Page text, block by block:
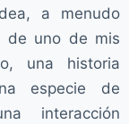
a menudo
de uno de mis
una historia
especie de
interacción